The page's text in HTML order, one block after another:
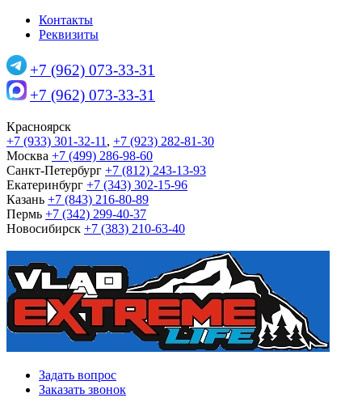
Контакты
Реквизиты
+7 (962) 073-33-31
+7 (962) 073-33-31
Красноярск
+7 (933) 301-32-11 , +7 (923) 282-81-30
Москва +7 (499) 286-98-60
Санкт-Петербург +7 (812) 243-13-93
Екатеринбург +7 (343) 302-15-96
Казань +7 (843) 216-80-89
Пермь +7 (342) 299-40-37
Новосибирск +7 (383) 210-63-40
Задать вопрос
Заказать звонок